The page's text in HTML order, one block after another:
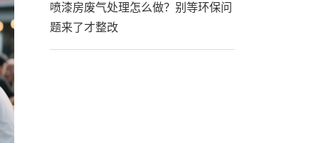
喷漆房废气处理怎么做？别等环保问
题来了才整改